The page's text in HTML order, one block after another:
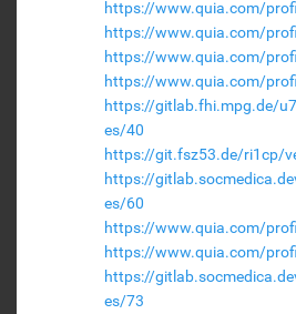
https://www.quia.com/
https://www.quia.com/
https://www.quia.com/
https://www.quia.com/
https://gitlab.fhi.mpg.de/
es/40
https://git.fsz53.de/ri1cp/
https://
es/60
https://www.quia.com/
https://www.quia.com/
https://
es/73